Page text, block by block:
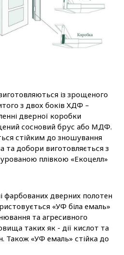
із зрощеного
з двох боків ХДФ –
дверної коробки
сосновий брус або МДФ.
стійким до зношування
добори виготовляється з
плівкою «Екоцелл»
фарбованих дверних полотен
«УФ біла емаль»
та агресивного
таких як - дії кислот та
Також «УФ емаль» стійка до